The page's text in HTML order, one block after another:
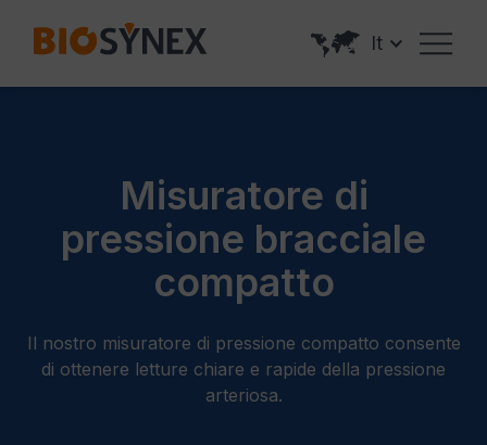
It
Misuratore di
pressione bracciale
compatto
Il nostro misuratore di pressione compatto consente
di ottenere letture chiare e rapide della pressione
arteriosa.